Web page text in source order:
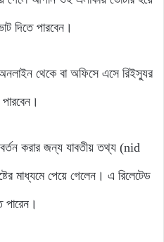
দিতে পারবেন।
থেকে বা অফিসে এসে রিইস্যুর
করার জন্য যাবতীয় তথ্য (nid
পেয়ে গেলেন। এ রিলেটেড
পারেন।